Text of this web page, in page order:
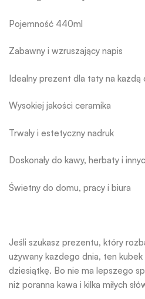
Pojemność 440ml
Zabawny i wzruszający napis
Idealny prezent dla taty na każdą
Wysokiej jakości ceramika
Trwały i estetyczny nadruk
Doskonały do kawy, herbaty i
Świetny do domu, pracy i biura
Jeśli szukasz prezentu, który
używany każdego dnia, ten
dziesiątkę. Bo nie ma lepszego
niż poranna kawa i kilka miłych